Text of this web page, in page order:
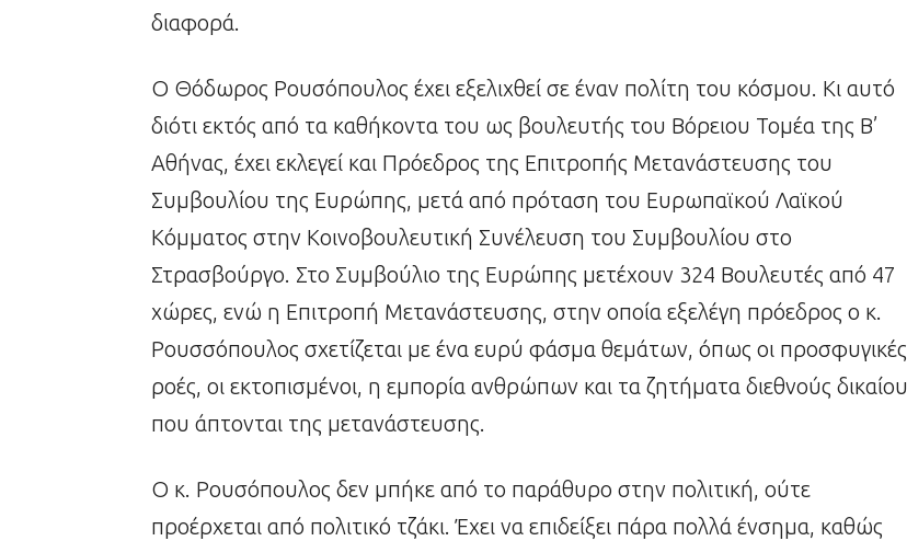
διαφορά.
Ο Θόδωρος Ρουσόπουλος έχει εξελιχθεί σε έναν πολίτη του κόσμου. Κι αυτό
διότι εκτός από τα καθήκοντα του ως βουλευτής του Βόρειου Τομέα της Β’
Αθήνας, έχει εκλεγεί και Πρόεδρος της Επιτροπής Μετανάστευσης του
Συμβουλίου της Ευρώπης, μετά από πρόταση του Ευρωπαϊκού Λαϊκού
Κόμματος στην Κοινοβουλευτική Συνέλευση του Συμβουλίου στο
Στρασβούργο. Στο Συμβούλιο της Ευρώπης μετέχουν 324 Βουλευτές από 47
χώρες, ενώ η Επιτροπή Μετανάστευσης, στην οποία εξελέγη πρόεδρος ο κ.
Ρουσσόπουλος σχετίζεται με ένα ευρύ φάσμα θεμάτων, όπως οι προσφυγικές
ροές, οι εκτοπισμένοι, η εμπορία ανθρώπων και τα ζητήματα διεθνούς δικαίου
που άπτονται της μετανάστευσης.
Ο κ. Ρουσόπουλος δεν μπήκε από το παράθυρο στην πολιτική, ούτε
προέρχεται από πολιτικό τζάκι. Έχει να επιδείξει πάρα πολλά ένσημα, καθώς